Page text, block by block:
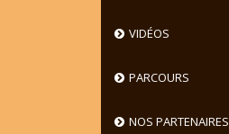
VIDÉOS
PARCOURS
NOS PARTENAIRES